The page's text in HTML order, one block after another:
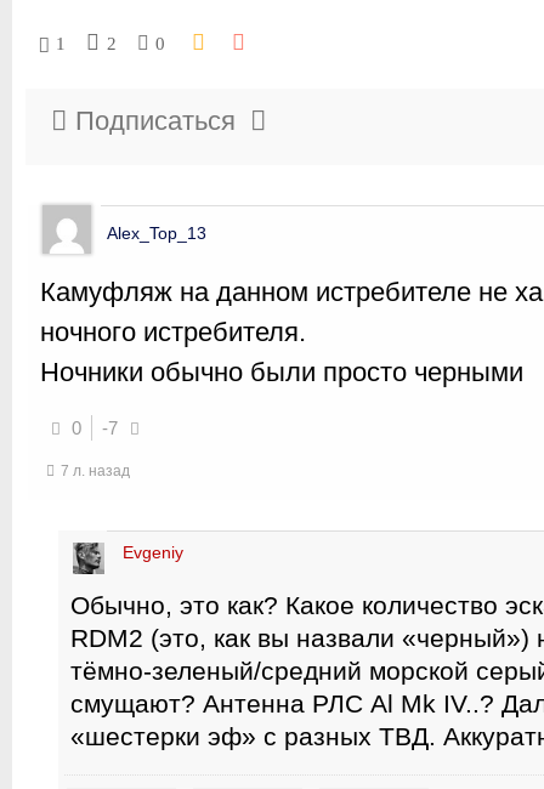
1 2 0
Подписаться
Alex_Top_13
Камуфляж на данном истребителе не
ночного истребителя.
Ночники обычно были просто черными
0 -7
7 л. назад
Evgeniy
Обычно, это как? Какое количество
RDM2 (это, как вы назвали «черный»)
тёмно-зеленый/средний морской
смущают? Антенна РЛС Al Mk IV..?
«шестерки эф» с разных ТВД.